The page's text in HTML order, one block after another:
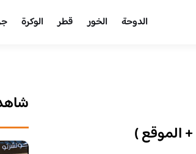
الدوحة الخور قطر الوكرة
الموقع )